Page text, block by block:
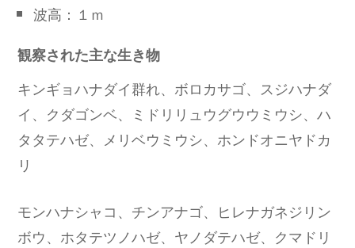
波高：１ｍ
観察された主な生き物
キンギョハナダイ群れ、ボロカサゴ、スジハナダ
イ、クダゴンベ、ミドリリュウグウウミウシ、ハ
タタテハゼ、メリベウミウシ、ホンドオニヤドカ
リ
モンハナシャコ、チンアナゴ、ヒレナガネジリン
ボウ、ホタテツノハゼ、ヤノダテハゼ、クマドリ